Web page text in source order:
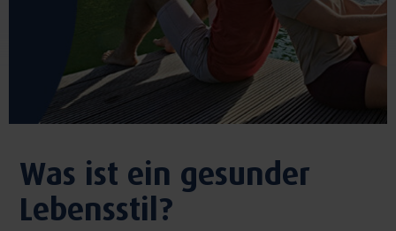
Was ist ein gesunder
Lebensstil?